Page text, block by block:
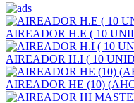
AIREADOR H.E ( 10
AIREADOR H.I ( 10
AIREADOR HE (10)